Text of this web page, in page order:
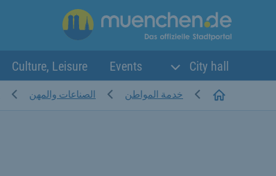
City hall
Events
Culture, Leisure
Startseiteخدمة المواطن الصناعات والمهن